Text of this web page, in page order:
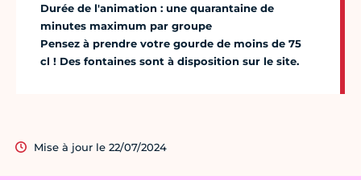
Durée de l'animation : une quarantaine de
minutes maximum par groupe
Pensez à prendre votre gourde de moins de 75
cl ! Des fontaines sont à disposition sur le site.
Mise à jour le 22/07/2024